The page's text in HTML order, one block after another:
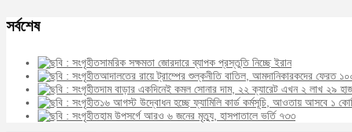
সর্বশেষ
সামরিক সক্ষমতা জোরদারে ব্যাপক প্রস্তুতি নিচ্ছে ইরান
আদালতের রায়ে ট্রাম্পের শুল্কনীতি বাতিল, আমদানিকারকদের ফেরত
দাম বাড়ার একদিনেই কমল সোনার দাম, ২২ ক্যারেট এখন ২ লাখ ২৯
১৬ আগস্ট উদ্বোধন হচ্ছে ফ্যামিলি কার্ড কর্মসূচি, আওতায় আসবে ১
হাম উপসর্গে আরও ৬ জনের মৃত্যু, হাসপাতালে ভর্তি ৭৩৩